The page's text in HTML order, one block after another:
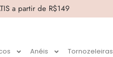
a partir de R$149
Anéis Tornozeleiras